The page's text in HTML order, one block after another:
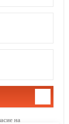
на